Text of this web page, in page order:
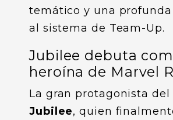
temático y una
al sistema de Team-Up.
Jubilee debuta
heroína de Marvel
La gran protagonista
Jubilee, quien